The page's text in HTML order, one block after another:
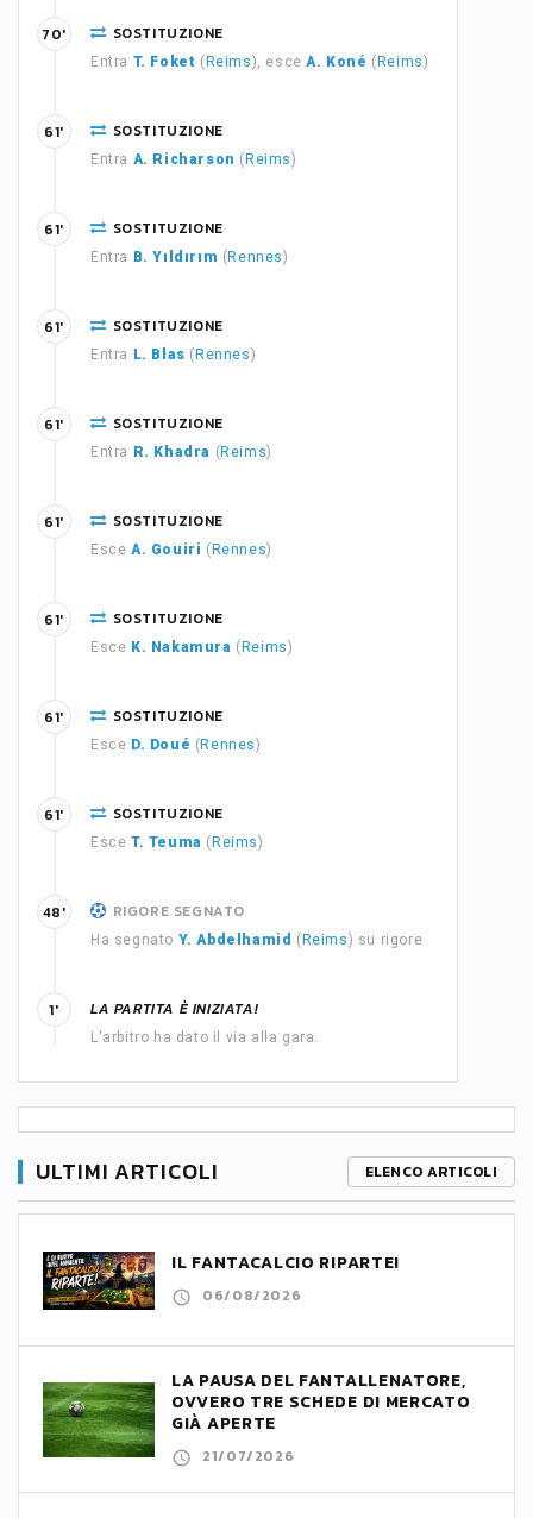
SOSTITUZIONE
Entra T. Foket ( Reims), esceA. Koné ( Reims)
70'
SOSTITUZIONE
Entra A. Richarson ( Reims)
61'
SOSTITUZIONE
Entra B. Yıldırım ( Rennes)
61'
SOSTITUZIONE
Entra L. Blas ( Rennes)
61'
SOSTITUZIONE
Entra R. Khadra ( Reims)
61'
SOSTITUZIONE
Esce A. Gouiri ( Rennes)
61'
SOSTITUZIONE
Esce K. Nakamura ( Reims)
61'
SOSTITUZIONE
Esce D. Doué ( Rennes)
61'
SOSTITUZIONE
Esce T. Teuma ( Reims)
61'
RIGORE SEGNATO
Ha segnato Y. Abdelhamid ( Reims) su rigore
48'
LA PARTITA È INIZIATA!
L'arbitro ha dato il via alla gara.
1'
ULTIMI ARTICOLI ELENCO ARTICOLI
IL FANTACALCIO RIPARTE!
06/08/2026
LA PAUSA DEL FANTALLENATORE,
OVVERO TRE SCHEDE DI MERCATO
GIÀ APERTE
21/07/2026